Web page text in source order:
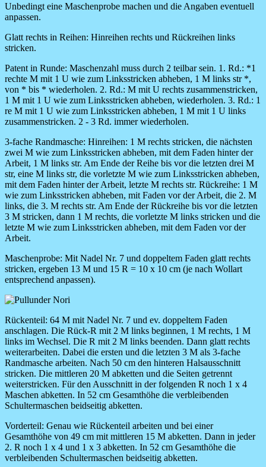
Unbedingt eine Maschenprobe machen und die Angaben eventuell
anpassen.
Glatt rechts in Reihen: Hinreihen rechts und Rückreihen links
stricken.
Patent in Runde: Maschenzahl muss durch 2 teilbar sein. 1. Rd.: *1
rechte M mit 1 U wie zum Linksstricken abheben, 1 M links str *,
von * bis * wiederholen. 2. Rd.: M mit U rechts zusammenstricken,
1 M mit 1 U wie zum Linksstricken abheben, wiederholen. 3. Rd.: 1
re M mit 1 U wie zum Linksstricken abheben, 1 M mit 1 U links
zusammenstricken. 2 - 3 Rd. immer wiederholen.
3-fache Randmasche: Hinreihen: 1 M rechts stricken, die nächsten
zwei M wie zum Linksstricken abheben, mit dem Faden hinter der
Arbeit, 1 M links str. Am Ende der Reihe bis vor die letzten drei M
str, eine M links str, die vorletzte M wie zum Linksstricken abheben,
mit dem Faden hinter der Arbeit, letzte M rechts str. Rückreihe: 1 M
wie zum Linksstricken abheben, mit Faden vor der Arbeit, die 2. M
links, die 3. M rechts str. Am Ende der Rückreihe bis vor die letzten
3 M stricken, dann 1 M rechts, die vorletzte M links stricken und die
letzte M wie zum Linksstricken abheben, mit dem Faden vor der
Arbeit.
Maschenprobe: Mit Nadel Nr. 7 und doppeltem Faden glatt rechts
stricken, ergeben 13 M und 15 R = 10 x 10 cm (je nach Wollart
entsprechend anpassen).
Image
Rückenteil: 64 M mit Nadel Nr. 7 und ev. doppeltem Faden
anschlagen. Die Rück-R mit 2 M links beginnen, 1 M rechts, 1 M
links im Wechsel. Die R mit 2 M links beenden. Dann glatt rechts
weiterarbeiten. Dabei die ersten und die letzten 3 M als 3-fache
Randmasche arbeiten. Nach 50 cm den hinteren Halsausschnitt
stricken. Die mittleren 20 M abketten und die Seiten getrennt
weiterstricken. Für den Ausschnitt in der folgenden R noch 1 x 4
Maschen abketten. In 52 cm Gesamthöhe die verbleibenden
Schultermaschen beidseitig abketten.
Vorderteil: Genau wie Rückenteil arbeiten und bei einer
Gesamthöhe von 49 cm mit mittleren 15 M abketten. Dann in jeder
2. R noch 1 x 4 und 1 x 3 abketten. In 52 cm Gesamthöhe die
verbleibenden Schultermaschen beidseitig abketten.